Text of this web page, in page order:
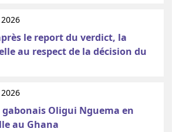
le report du verdict, la
au respect de la décision du
gabonais Oligui Nguema en
au Ghana